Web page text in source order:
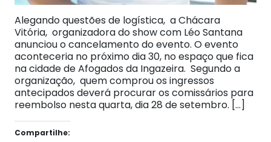
Alegando questões de logística, a Chácara
Vitória, organizadora do show com Léo Santana
anunciou o cancelamento do evento. O evento
aconteceria no próximo dia 30, no espaço que fica
na cidade de Afogados da Ingazeira. Segundo a
organização, quem comprou os ingressos
antecipados deverá procurar os comissários para
reembolso nesta quarta, dia 28 de setembro. […]
Compartilhe: